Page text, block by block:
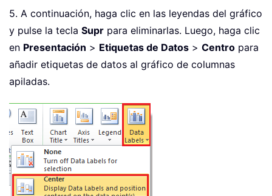
5. A continuación, haga clic en las leyendas del gráfico
y pulse la tecla Supr para eliminarlas. Luego, haga clic
en Presentación > Etiquetas de Datos > Centro para
añadir etiquetas de datos al gráfico de columnas
apiladas.